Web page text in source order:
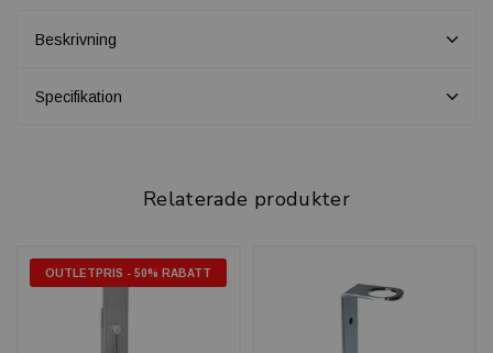
Beskrivning
Specifikation
Relaterade produkter
OUTLETPRIS - 50% RABATT